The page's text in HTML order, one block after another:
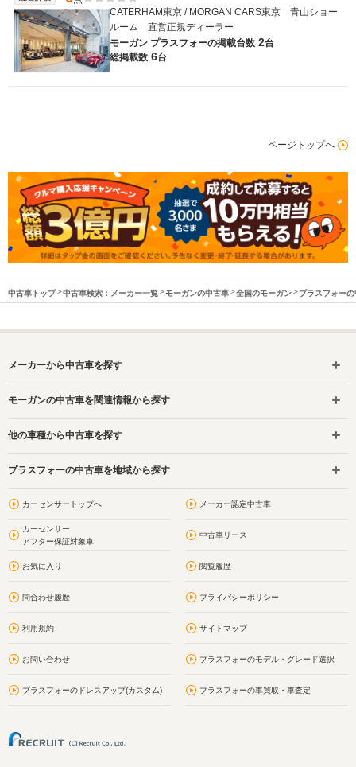
CATERHAM東京 / MORGAN CARS東京 青山ショー
ルーム 直営正規ディーラー
モーガン プラスフォーの掲載台数 2台
総掲載数 6台
ページトップへ
中古車トップ 中古車検索：メーカー一覧 モーガンの中古車 全国のモーガン プラスフォー
メーカーから中古車を探す
モーガンの中古車を関連情報から探す
他の車種から中古車を探す
プラスフォーの中古車を地域から探す
カーセンサートップへ メーカー認定中古車
カーセンサー
アフター保証対象車
中古車リース
お気に入り 閲覧履歴
問合わせ履歴 プライバシーポリシー
利用規約 サイトマップ
お問い合わせ プラスフォーのモデル・グレード選択
プラスフォーのドレスアップ(カスタム) プラスフォーの車買取・車査定